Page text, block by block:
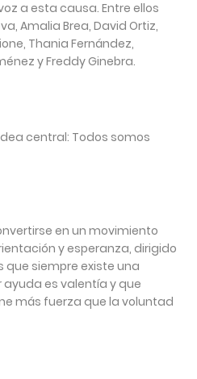
a esta causa. Entre ellos
Amalia Brea, David Ortiz,
Thania Fernández,
y Freddy Ginebra.
central: Todos somos
en un movimiento
y esperanza, dirigido
que siempre existe una
ayuda es valentía y que
más fuerza que la voluntad